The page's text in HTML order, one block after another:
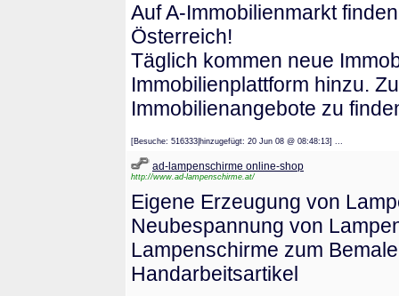
Auf A-Immobilienmarkt
Österreich!
Täglich kommen neue
Immobilienplattform hinzu.
Immobilienangebote zu
[Besuche: 516333|hinzugefügt: 20 Jun 08 @ 08:48:13] ...
ad-lampenschirme online-shop
http://www.ad-lampenschirme.at/
Eigene Erzeugung von
Neubespannung von
Lampenschirme zum
Handarbeitsartikel